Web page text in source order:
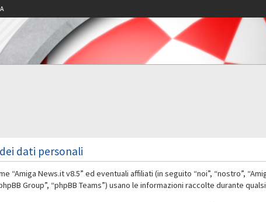
dati personali
News.it v8.5” ed eventuali affiliati (in seguito “noi”, “nostro”,
Group”, “phpBB Teams”) usano le informazioni raccolte durante